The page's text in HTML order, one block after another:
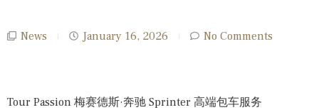
News January 16, 2026 No Comments
Tour Passion 梅赛德斯·奔驰 Sprinter 高端包车服务